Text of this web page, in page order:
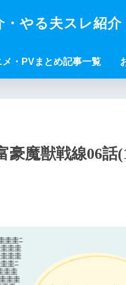
やる夫スレ紹介
メ・PVまとめ記事一覧
豪魔獣戦線06話